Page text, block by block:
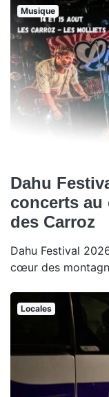
Musique
Dahu
concerts
des Carroz
Dahu Festival
cœur des
Locales